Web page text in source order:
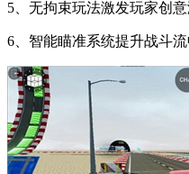
5、无拘束玩法激发玩家创
6、智能瞄准系统提升战斗